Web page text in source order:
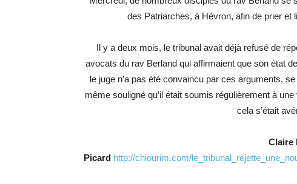
des Patriarches, à Hévron, afin de prier et
Il y a deux mois, le tribunal avait déjà refusé de
avocats du rav Berland qui affirmaient que son état
le juge n’a pas été convaincu par ces arguments,
même souligné qu’il était soumis régulièrement à
cela s’était
Claire
Picard http://chiourim.com/